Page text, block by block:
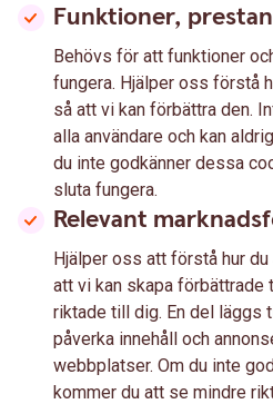
Funktioner,
Behövs för att funktioner
fungera. Hjälper oss förstå
så att vi kan förbättra den.
alla användare och kan
du inte godkänner dessa
sluta fungera.
Relevant
Hjälper oss att förstå hur
att vi kan skapa förbättrade
riktade till dig. En del läggs
påverka innehåll och
webbplatser. Om du inte
kommer du att se mindre